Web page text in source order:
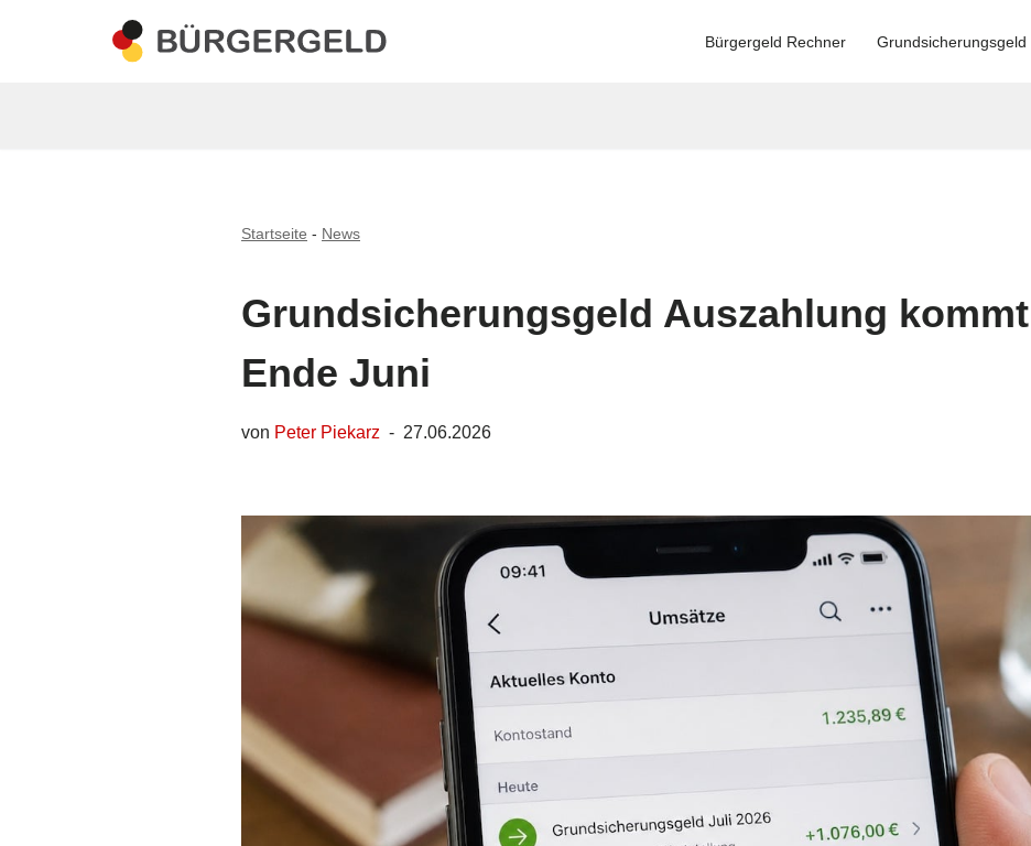
Bürgergeld Rechner Grundsicherungsgeld
Startseite - News
Grundsicherungsgeld Auszahlung
Ende Juni
von Peter Piekarz 27.06.2026